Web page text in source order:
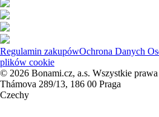
Regulamin zakupówOchrona Danych
plików cookie
© 2026 Bonami.cz, a.s. Wszystkie prawa
Thámova 289/13, 186 00 Praga
Czechy